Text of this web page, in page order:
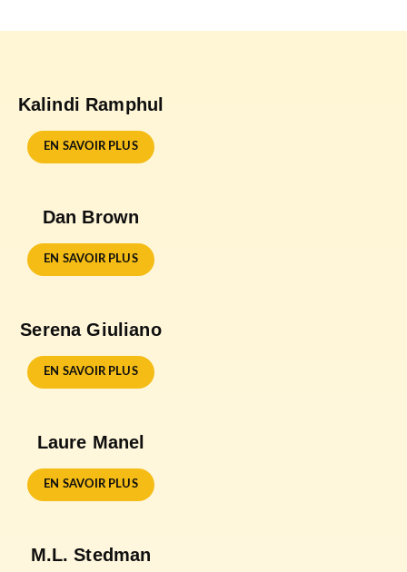
Kalindi Ramphul
EN SAVOIR PLUS
Dan Brown
EN SAVOIR PLUS
Serena Giuliano
EN SAVOIR PLUS
Laure Manel
EN SAVOIR PLUS
M.L. Stedman